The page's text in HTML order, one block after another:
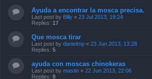
Ayuda a encontrar la mosca precisa.
Last post by Billy « 23 Jul 2013, 19:24
Replies: 17
Que mosca tirar
Last post by danielmp « 23 Jun 2013, 13:28
Replies: 5
ayuda con moscas chinokeras
Last post by mastin « 22 Jun 2013, 22:06
Replies: 8